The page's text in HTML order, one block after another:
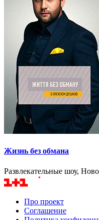
Жизнь без обмана
Развлекательные шоу,
Про проект
Соглашение